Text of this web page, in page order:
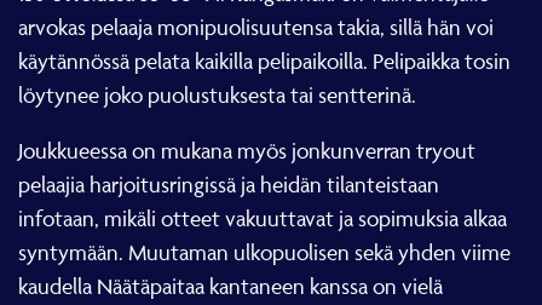
arvokas pelaaja monipuolisuutensa takia, sillä hän voi
käytännössä pelata kaikilla pelipaikoilla. Pelipaikka tosin
löytynee joko puolustuksesta tai sentterinä.
Joukkueessa on mukana myös jonkunverran tryout
pelaajia harjoitusringissä ja heidän tilanteistaan
infotaan, mikäli otteet vakuuttavat ja sopimuksia alkaa
syntymään. Muutaman ulkopuolisen sekä yhden viime
kaudella Näätäpaitaa kantaneen kanssa on vielä